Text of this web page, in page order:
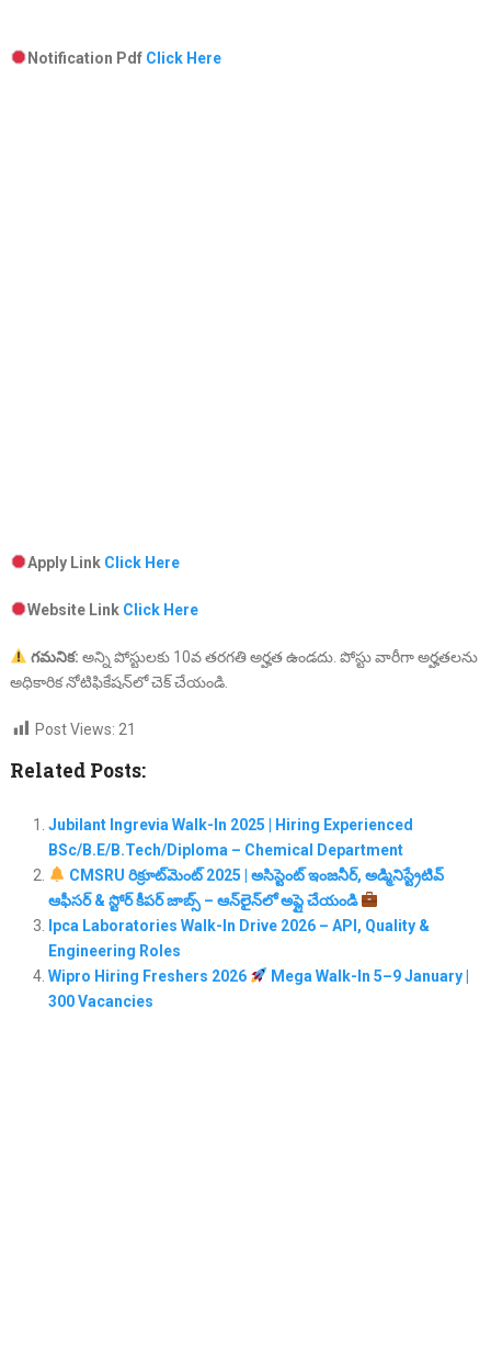
Notification Pdf Click Here
Apply Link Click Here
Website Link Click Here
గమనిక: అన్ని పోస్టులకు 10వ తరగతి అర్హత ఉండదు. పోస్టు వారీగా అర్హతలను
అధికారిక నోటిఫికేషన్‌లో చెక్ చేయండి.
Post Views: 21
Related Posts:
Jubilant Ingrevia Walk-In 2025 | Hiring Experienced
BSc/B.E/B.Tech/Diploma – Chemical Department
CMSRU రిక్రూట్‌మెంట్ 2025 | అసిస్టెంట్ ఇంజనీర్, అడ్మినిస్ట్రేటివ్
ఆఫీసర్ & స్టోర్ కీపర్ జాబ్స్ – ఆన్‌లైన్‌లో అప్లై చేయండి
Ipca Laboratories Walk-In Drive 2026 – API, Quality &
Engineering Roles
Wipro Hiring Freshers 2026
Mega Walk-In 5–9 January |
300 Vacancies